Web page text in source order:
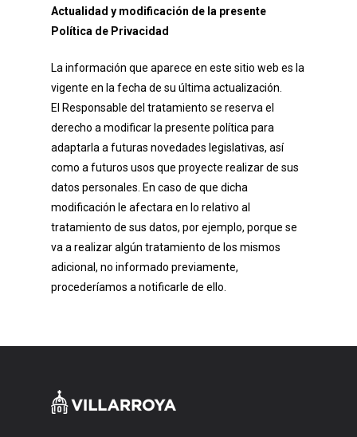
Actualidad y modificación de la presente
Política de Privacidad
La información que aparece en este sitio web es la
vigente en la fecha de su última actualización.
El Responsable del tratamiento se reserva el
derecho a modificar la presente política para
adaptarla a futuras novedades legislativas, así
como a futuros usos que proyecte realizar de sus
datos personales. En caso de que dicha
modificación le afectara en lo relativo al
tratamiento de sus datos, por ejemplo, porque se
va a realizar algún tratamiento de los mismos
adicional, no informado previamente,
procederíamos a notificarle de ello.